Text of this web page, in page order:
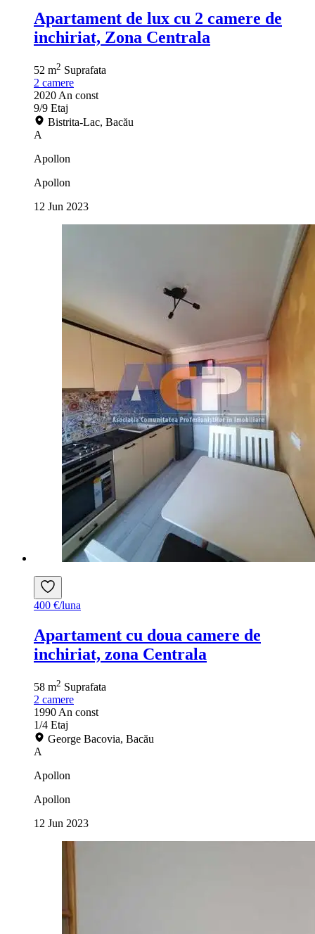
Apartament de lux cu 2 camere de
inchiriat, Zona Centrala
52 m2 Suprafata
2 camere
2020 An const
9/9 Etaj
Bistrita-Lac, Bacău
A
Apollon
Apollon
12 Jun 2023
400 €/luna
Apartament cu doua camere de
inchiriat, zona Centrala
58 m2 Suprafata
2 camere
1990 An const
1/4 Etaj
George Bacovia, Bacău
A
Apollon
Apollon
12 Jun 2023